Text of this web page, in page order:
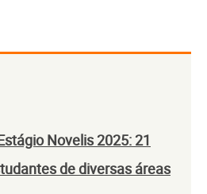
Novelis 2025: 21
de diversas áreas